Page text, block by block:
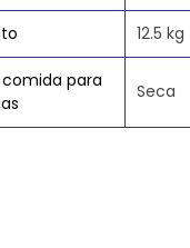
12.5 kg
para
Seca